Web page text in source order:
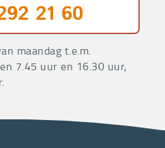
21 60
maandag t.e.m.
7.45 uur en 16.30 uur,